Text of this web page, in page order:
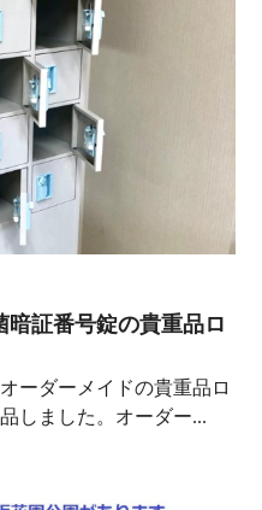
暗証番号錠の貴重品ロ
ーダーメイドの貴重品ロ
しました。オーダー...